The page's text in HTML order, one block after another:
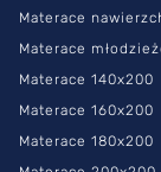
Materace
Materace
Materace 140x200
Materace 160x200
Materace 180x200